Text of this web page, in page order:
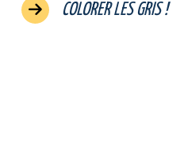
COLORER LES GRIS !